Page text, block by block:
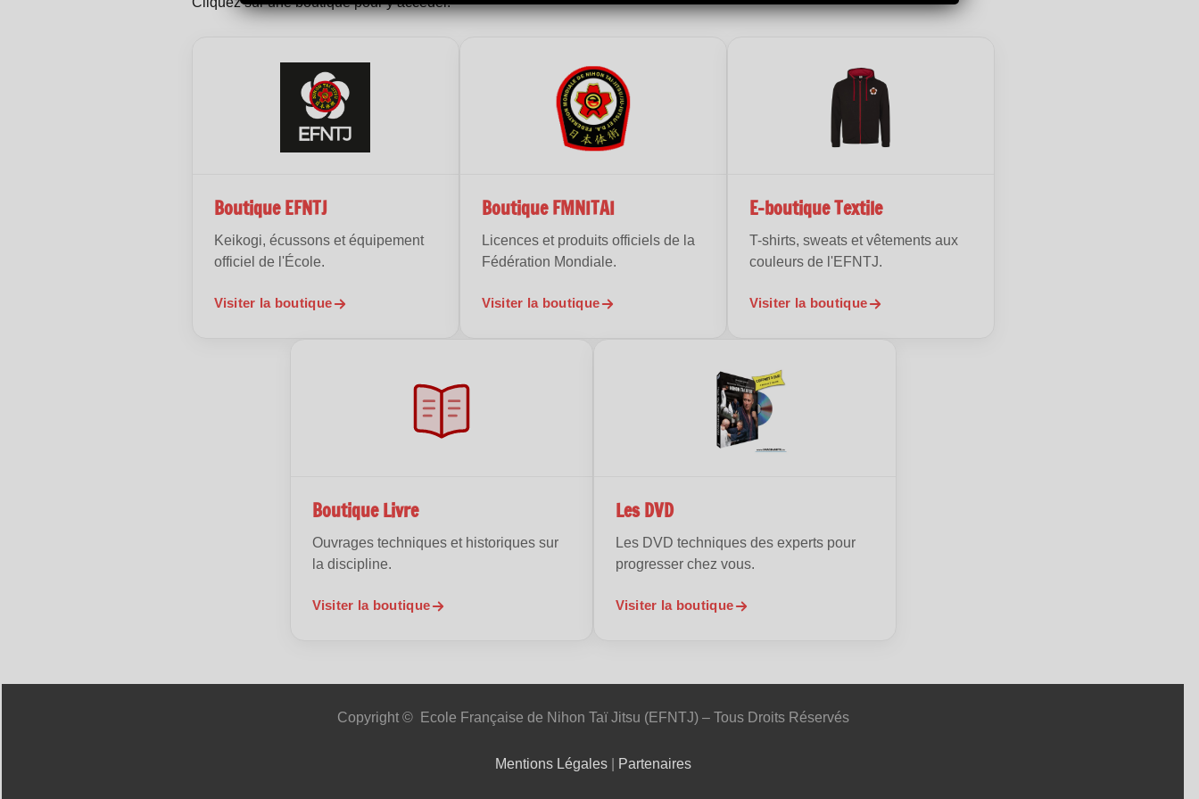
Boutique EFNTJ
Keikogi, écussons et équipement
officiel de l'École.
Visiter la boutique
Boutique FMNITAI
Licences et produits officiels de la
Fédération Mondiale.
Visiter la boutique
E-boutique Textile
T-shirts, sweats et vêtements aux
couleurs de l'EFNTJ.
Visiter la boutique
Boutique Livre
Ouvrages techniques et historiques sur
la discipline.
Visiter la boutique
Les DVD
Les DVD techniques des experts pour
progresser chez vous.
Visiter la boutique
Copyright © Ecole Française de Nihon Taï Jitsu (EFNTJ) – Tous Droits Réservés
Mentions Légales| Partenaires